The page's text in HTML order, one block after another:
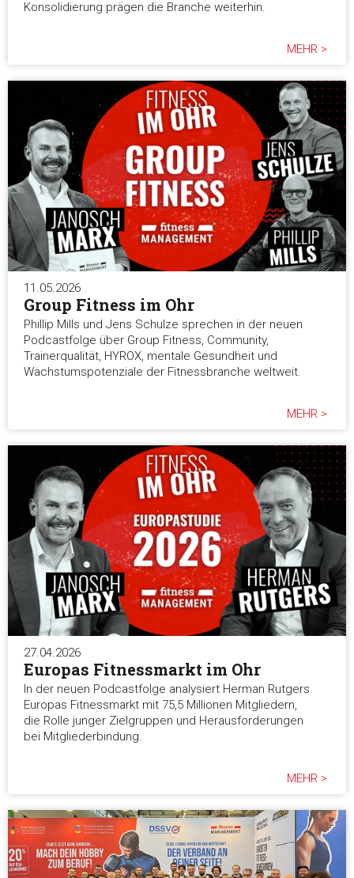
Konsolidierung prägen die Branche weiterhin.
MEHR >
11.05.2026
Group Fitness im Ohr
Phillip Mills und Jens Schulze sprechen in der neuen
Podcastfolge über Group Fitness, Community,
Trainerqualität, HYROX, mentale Gesundheit und
Wachstumspotenziale der Fitnessbranche weltweit.
MEHR >
27.04.2026
Europas Fitnessmarkt im Ohr
In der neuen Podcastfolge analysiert Herman Rutgers
Europas Fitnessmarkt mit 75,5 Millionen Mitgliedern,
die Rolle junger Zielgruppen und Herausforderungen
bei Mitgliederbindung.
MEHR >